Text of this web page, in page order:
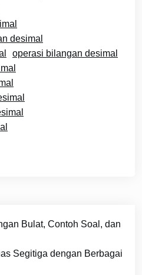
desimal
operasi bilangan desimal
Bulat, Contoh Soal, dan
Segitiga dengan Berbagai